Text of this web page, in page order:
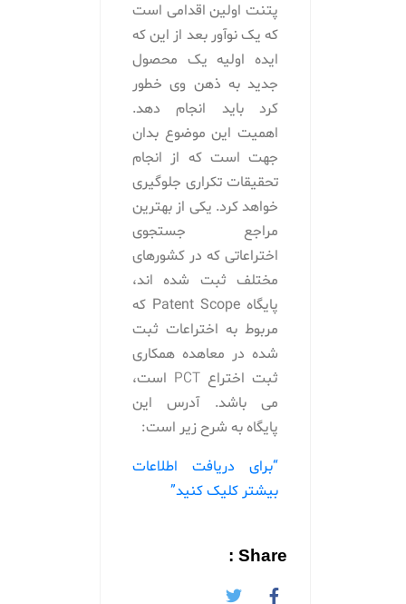
پتنت اولین اقدامی است
که یک نوآور بعد از این که
ایده اولیه یک محصول
جدید به ذهن وی خطور
کرد باید انجام دهد.
اهمیت این موضوع بدان
جهت است که از انجام
تحقیقات تکراری جلوگیری
خواهد کرد. یکی از بهترین
مراجع جستجوی
اختراعاتی که در کشورهای
مختلف ثبت شده اند،
پایگاه Patent Scope که
مربوط به اختراعات ثبت
شده در معاهده همکاری
ثبت اختراعPCT است،
می باشد. آدرس این
پایگاه به شرح زیر است:
“برای دریافت اطلاعات
بیشتر کلیک کنید”
Share :